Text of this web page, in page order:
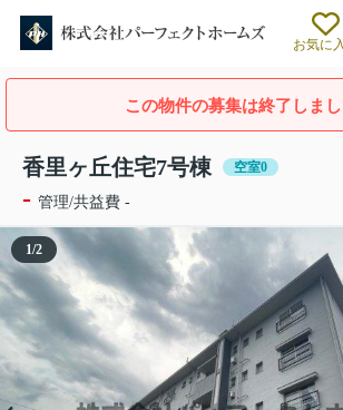
お気に
この物件の募集は終了しまし
香里ヶ丘住宅7号棟 空室0
- 管理/共益費 -
1/2